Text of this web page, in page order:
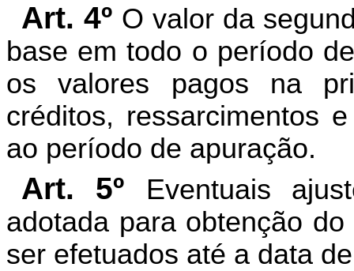
Art. 4º O valor da
base em todo o período
os valores pagos na
créditos, ressarcimentos
ao período de apuração.
Art. 5º
Eventuais
adotada para obtenção
ser efetuados até a data